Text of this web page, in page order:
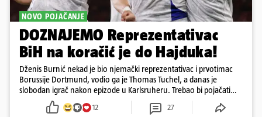
NOVO POJAČANJE
DOZNAJEMO Reprezentativac
BiH na koračić je do Hajduka!
Dženis Burnić nekad je bio njemački reprezentativac i prvotimac
Borussije Dortmund, vodio ga je Thomas Tuchel, a danas je
slobodan igrač nakon epizode u Karlsruheru. Trebao bi pojačati
konkurenciju u veznom redu
12 27